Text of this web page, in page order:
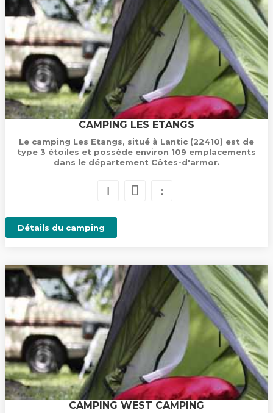
CAMPING LES ETANGS
Le camping Les Etangs, situé à Lantic (22410) est de
type 3 étoiles et possède environ 109 emplacements
dans le département Côtes-d'armor.
Détails du camping
CAMPING WEST CAMPING